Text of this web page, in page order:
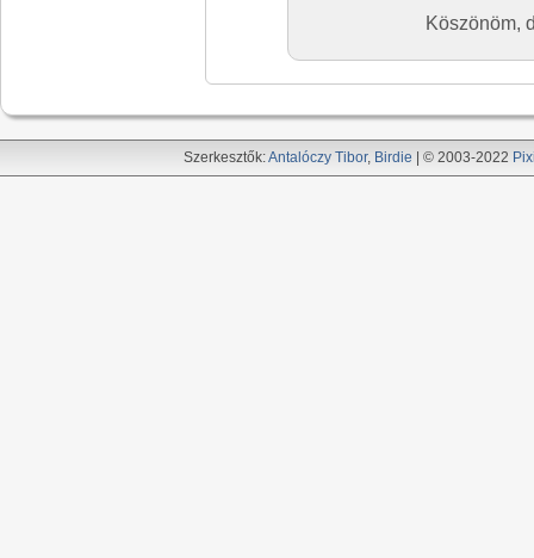
Köszönöm,
Szerkesztők:Antalóczy Tibor, Birdie | © 2003-2022